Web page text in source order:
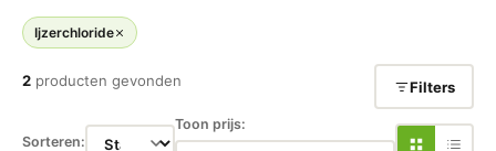
Ijzerchloride
2 producten gevonden Filters
Sorteren:
Toon prijs: